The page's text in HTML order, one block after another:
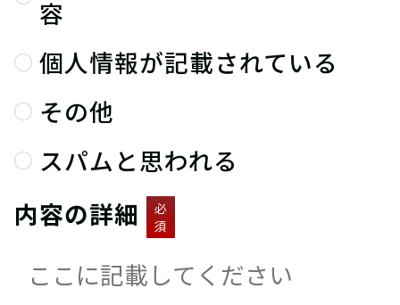
容
個人情報が記載されている
その他
スパムと思われる
内容の詳細
必
須